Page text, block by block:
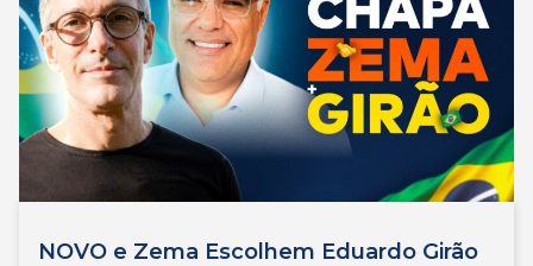
NOVO e Zema Escolhem Eduardo Girão